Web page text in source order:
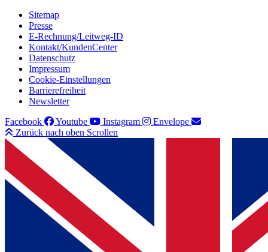
Sitemap
Presse
E-Rechnung/Leitweg-ID
Kontakt/KundenCenter
Datenschutz
Impressum
Cookie-Einstellungen
Barrierefreiheit
Newsletter
Facebook
Youtube Instagram
Envelope
Zurück nach oben Scrollen